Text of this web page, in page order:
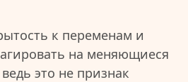
к переменам и
на меняющиеся
это не признак